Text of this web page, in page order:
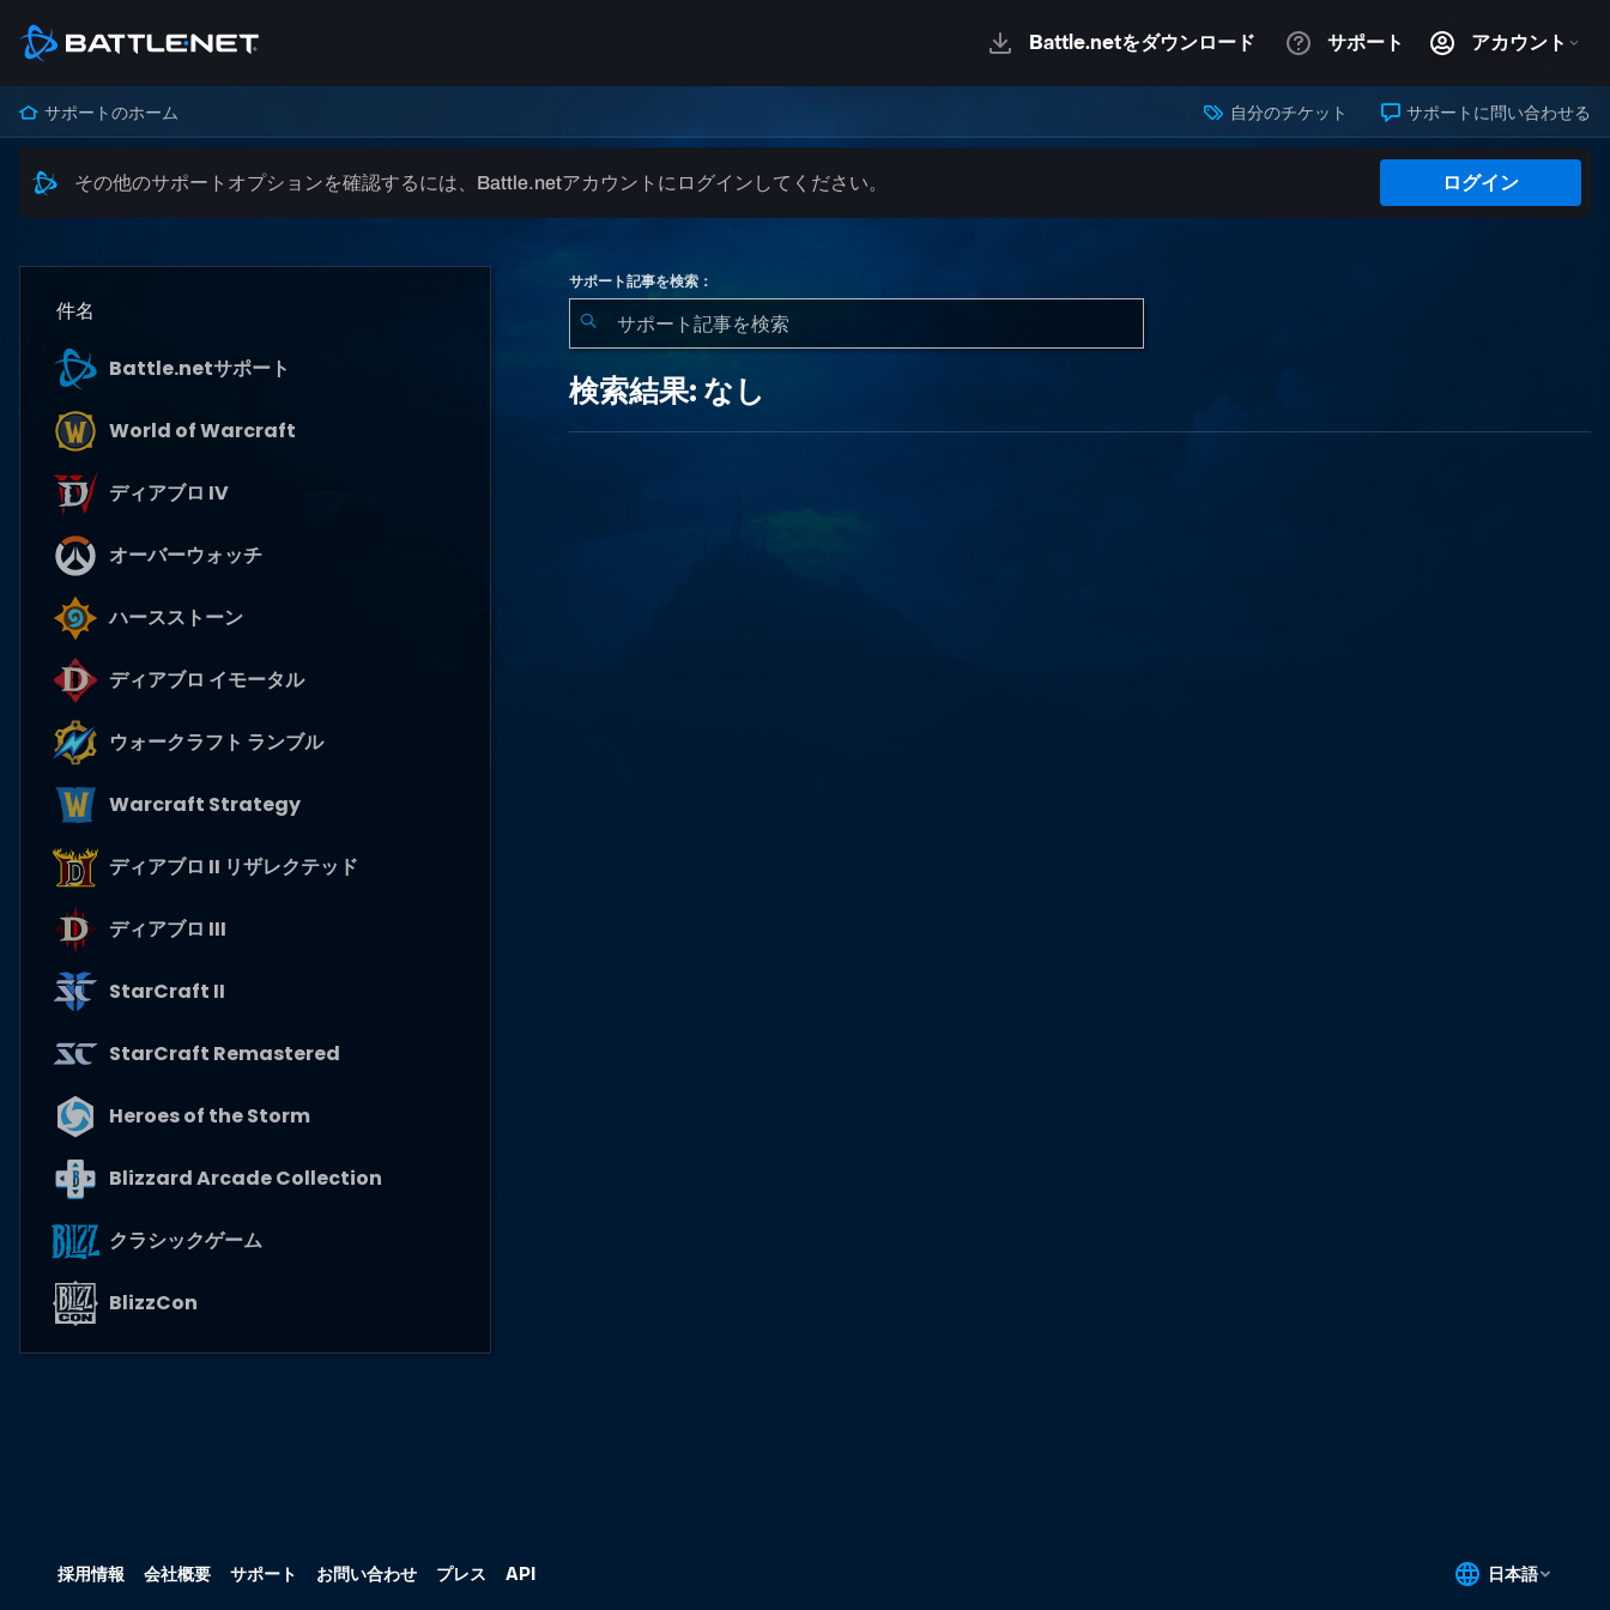
サポートのホーム 自分のチケット サポートに問い合わせる
その他のサポートオプションを確認するには、Battle.netアカウントにログインしてください。 ログイン
件名
Battle.netサポート
World of Warcraft
ディアブロ IV
オーバーウォッチ
ハースストーン
ディアブロ イモータル
ウォークラフト ランブル
Warcraft Strategy
ディアブロ II リザレクテッド
ディアブロ III
StarCraft II
StarCraft Remastered
Heroes of the Storm
Blizzard Arcade Collection
クラシックゲーム
BlizzCon
サポート記事を検索：
結
果:
検索結果: なし